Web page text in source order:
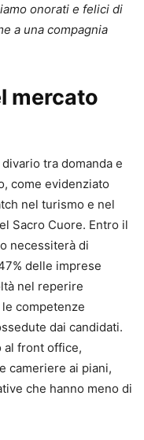
onorati e felici di
a una compagnia
mercato
tra domanda e
come evidenziato
nel turismo e nel
Sacro Cuore. Entro il
necessiterà di
delle imprese
nel reperire
competenze
dai candidati.
al front office,
cameriere ai piani,
che hanno meno di